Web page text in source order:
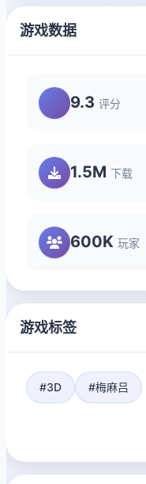
游戏数据
9.3 评分
1.5M 下载
600K 玩家
游戏标签
#3D #梅麻吕